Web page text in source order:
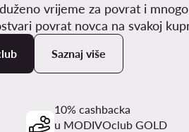
vrijeme za povrat i
povrat novca na svakoj
Saznaj više
10% cashbacka
u MODIVOclub GOLD